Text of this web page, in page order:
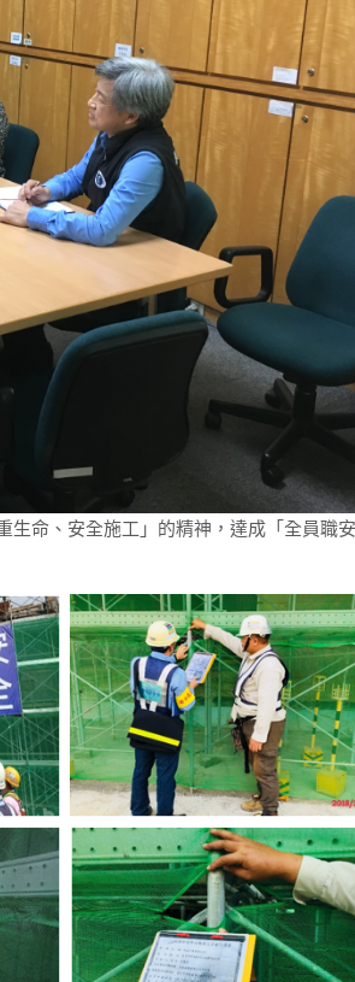
生命、安全施工」的精神，達成「全員職